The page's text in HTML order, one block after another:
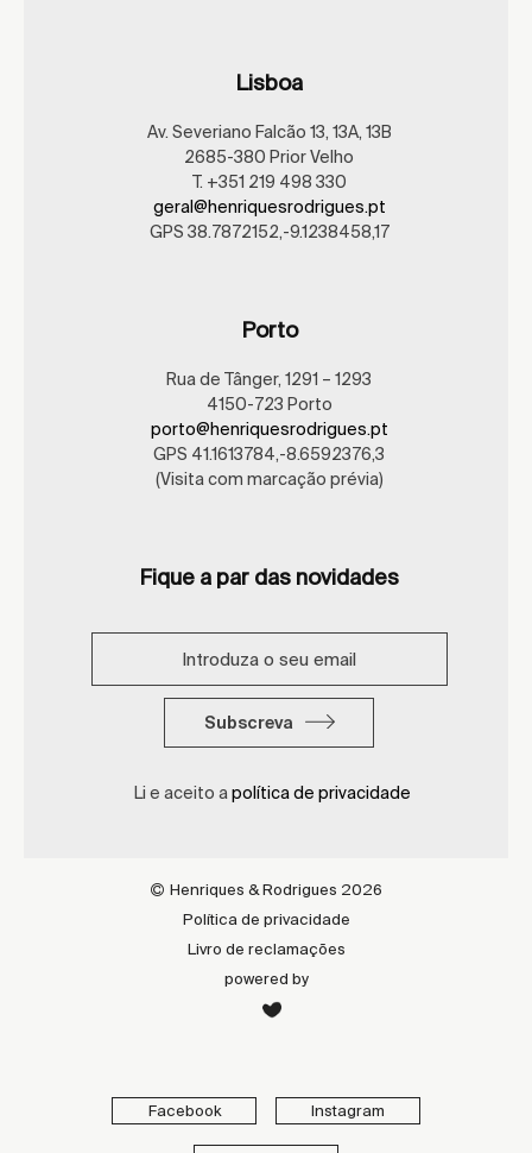
Lisboa
Av. Severiano Falcão 13, 13A, 13B
2685-380 Prior Velho
T. +351 219 498 330
geral@henriquesrodrigues.pt
GPS 38.7872152,-9.1238458,17
Porto
Rua de Tânger, 1291 – 1293
4150-723 Porto
porto@henriquesrodrigues.pt
GPS 41.1613784,-8.6592376,3
(Visita com marcação prévia)
Fique a par das novidades
Subscreva
Li e aceito a política de privacidade
Henriques & Rodrigues 2026
Política de privacidade
Livro de reclamações
powered by
Facebook Instagram